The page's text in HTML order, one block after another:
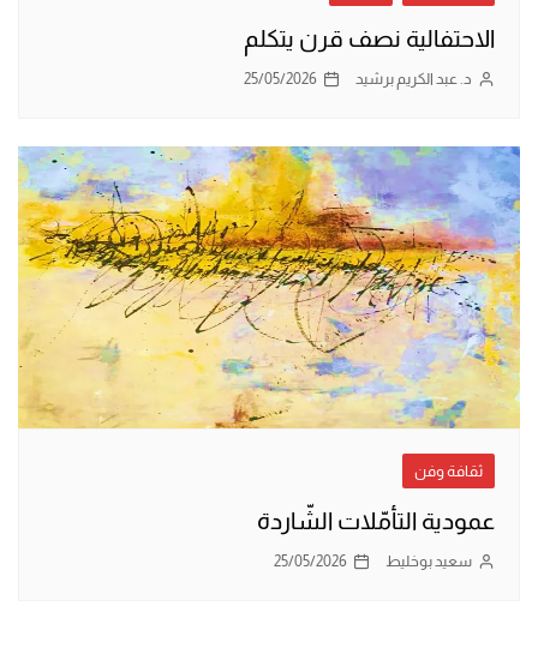
الاحتفالية نصف قرن يتكلم
د. عبد الكريم برشيد 25/05/2026
ثقافة وفن
عمودية التأمّلات الشّاردة
سعيد بوخليط 25/05/2026